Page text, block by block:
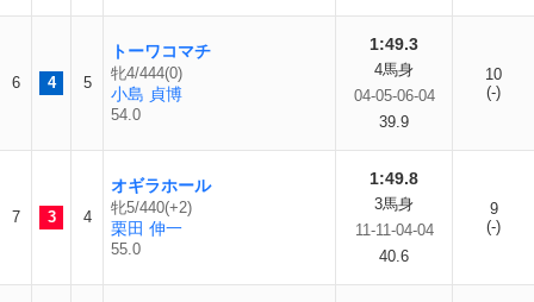
6 4 5
トーワコマチ
牝4/444(0)
小島 貞博
54.0
1:49.3
4馬身
04-05-06-04
39.9
10
(-)
7 3 4
オギラホール
牝5/440(+2)
栗田 伸一
55.0
1:49.8
3馬身
11-11-04-04
40.6
9
(-)